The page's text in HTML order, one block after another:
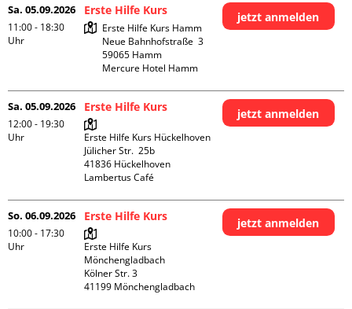
Sa. 05.09.2026
11:00 - 18:30
Uhr
Erste Hilfe Kurs
Erste Hilfe Kurs Hamm
Neue Bahnhofstraße  3
59065 Hamm
Mercure Hotel Hamm
jetzt anmelden
Sa. 05.09.2026
12:00 - 19:30
Uhr
Erste Hilfe Kurs
Erste Hilfe Kurs Hückelhoven
Jülicher Str.  25b
41836 Hückelhoven
Lambertus Café
jetzt anmelden
So. 06.09.2026
10:00 - 17:30
Uhr
Erste Hilfe Kurs
Erste Hilfe Kurs
Mönchengladbach
Kölner Str. 3
jetzt anmelden